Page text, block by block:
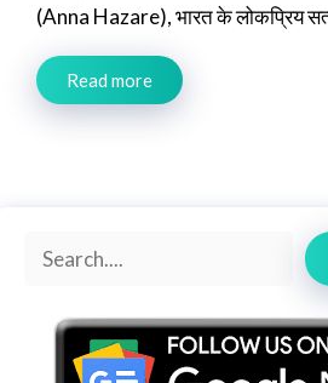
(Anna Hazare), भारत के लोकप्रिय
Read more
Search